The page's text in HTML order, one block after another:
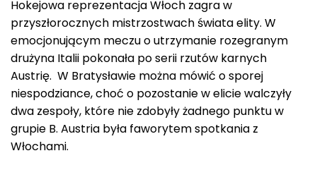
Hokejowa reprezentacja Włoch zagra w
przyszłorocznych mistrzostwach świata elity. W
emocjonującym meczu o utrzymanie rozegranym
drużyna Italii pokonała po serii rzutów karnych
Austrię. W Bratysławie można mówić o sporej
niespodziance, choć o pozostanie w elicie walczyły
dwa zespoły, które nie zdobyły żadnego punktu w
grupie B. Austria była faworytem spotkania z
Włochami.